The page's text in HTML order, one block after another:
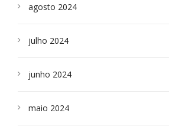
agosto 2024
julho 2024
junho 2024
maio 2024